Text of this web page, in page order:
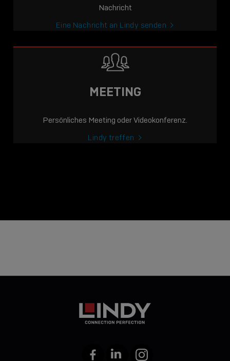
Nachricht
Eine Nachricht an Lindy senden
MEETING
Persönliches Meeting oder Videokonferenz.
Lindy treffen
FacebookLinkedIn Instagram